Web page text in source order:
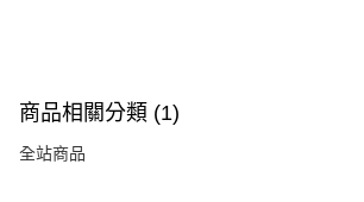
商品相關分類 (1)
全站商品